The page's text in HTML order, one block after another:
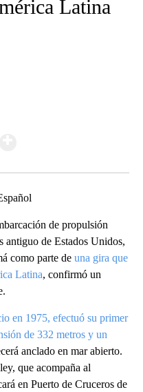
Latina
de propulsión
antiguo de Estados Unidos,
como parte de una gira que
Latina, confirmó un
en 1975, efectuó su primer
de 332 metros y un
anclado en mar abierto.
que acompaña al
en Puerto de Cruceros de